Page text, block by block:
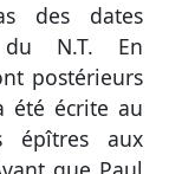
des dates
du N.T. En
postérieurs
été écrite au
épîtres aux